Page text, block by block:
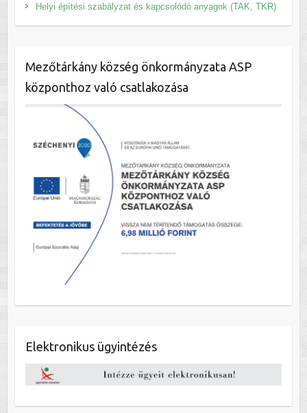
Helyi építési szabályzat és kapcsolódó anyagok (TAK, TKR)
Mezőtárkány község önkormányzata ASP
központhoz való csatlakozása
Elektronikus ügyintézés